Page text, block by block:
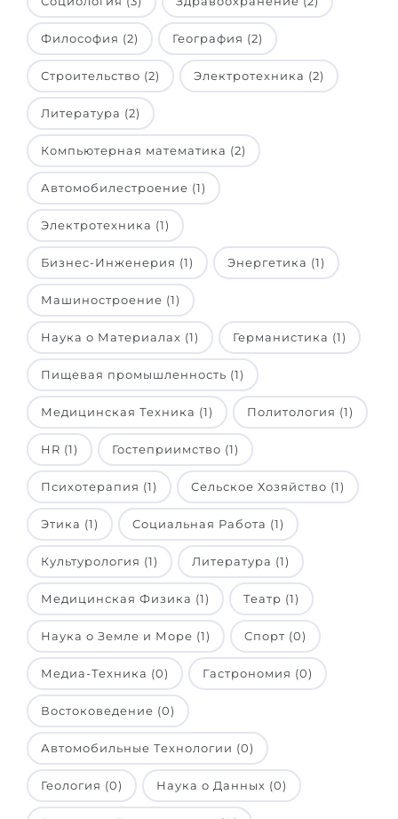
Философия (2) География (2)
Строительство (2) Электротехника (2)
Литература (2)
Компьютерная математика (2)
Автомобилестроение (1)
Электротехника (1)
Бизнес-Инженерия (1) Энергетика (1)
Машиностроение (1)
Наука о Материалах (1) Германистика (1)
Пищевая промышленность (1)
Медицинская Техника (1) Политология (1)
HR (1) Гостеприимство (1)
Психотерапия (1) Сельское Хозяйство (1)
Этика (1) Социальная Работа (1)
Культурология (1) Литература (1)
Медицинская Физика (1) Театр (1)
Наука о Земле и Море (1) Спорт (0)
Медиа-Техника (0) Гастрономия (0)
Востоковедение (0)
Автомобильные Технологии (0)
Геология (0) Наука о Данных (0)